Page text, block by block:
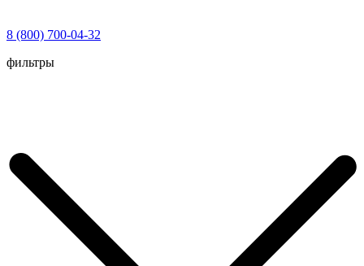
8 (800) 700-04-32
Перейти
фильтры